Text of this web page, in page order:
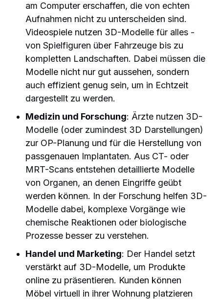
am Computer erschaffen, die von echten
Aufnahmen nicht zu unterscheiden sind.
Videospiele nutzen 3D-Modelle für alles -
von Spielfiguren über Fahrzeuge bis zu
kompletten Landschaften. Dabei müssen die
Modelle nicht nur gut aussehen, sondern
auch effizient genug sein, um in Echtzeit
dargestellt zu werden.
Medizin und Forschung: Ärzte nutzen 3D-
Modelle (oder zumindest 3D Darstellungen)
zur OP-Planung und für die Herstellung von
passgenauen Implantaten. Aus CT- oder
MRT-Scans entstehen detaillierte Modelle
von Organen, an denen Eingriffe geübt
werden können. In der Forschung helfen 3D-
Modelle dabei, komplexe Vorgänge wie
chemische Reaktionen oder biologische
Prozesse besser zu verstehen.
Handel und Marketing: Der Handel setzt
verstärkt auf 3D-Modelle, um Produkte
online zu präsentieren. Kunden können
Möbel virtuell in ihrer Wohnung platzieren